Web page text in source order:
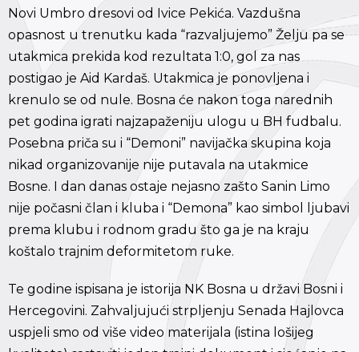
Novi Umbro dresovi od Ivice Pekića. Vazdušna
opasnost u trenutku kada “razvaljujemo” Želju pa se
utakmica prekida kod rezultata 1:0, gol za nas
postigao je Aid Kardaš. Utakmica je ponovljena i
krenulo se od nule. Bosna će nakon toga narednih
pet godina igrati najzapaženiju ulogu u BH fudbalu.
Posebna priča su i “Demoni” navijačka skupina koja
nikad organizovanije nije putavala na utakmice
Bosne. I dan danas ostaje nejasno zašto Sanin Limo
nije počasni član i kluba i “Demona” kao simbol ljubavi
prema klubu i rodnom gradu što ga je na kraju
koštalo trajnim deformitetom ruke.
Te godine ispisana je istorija NK Bosna u državi Bosni i
Hercegovini. Zahvaljujući strpljenju Senada Hajlovca
uspjeli smo od više video materijala (istina lošijeg